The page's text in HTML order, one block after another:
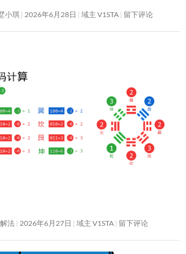
小琪 2026年6月28日 域主 V1STA 留下评论
法 2026年6月27日 域主 V1STA 留下评论